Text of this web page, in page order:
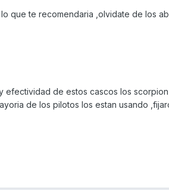
que te recomendaria ,olvidate de los
efectividad de estos cascos los
de los pilotos los estan usando